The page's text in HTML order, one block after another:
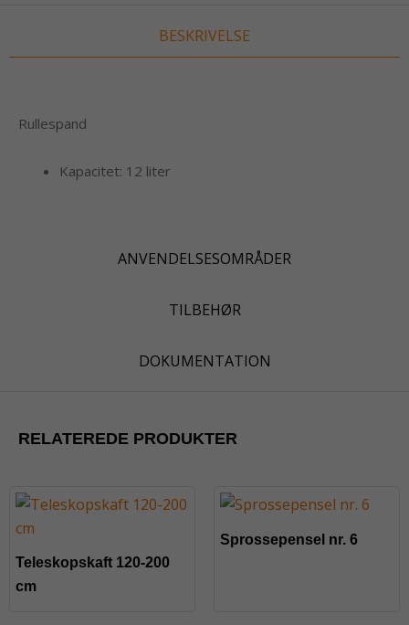
BESKRIVELSE
ANVENDELSESOMRÅDER
TILBEHØR
DOKUMENTATION
Rullespand
Kapacitet: 12 liter
RELATEREDE PRODUKTER
Teleskopskaft 120-200
cm
Sprossepensel nr. 6